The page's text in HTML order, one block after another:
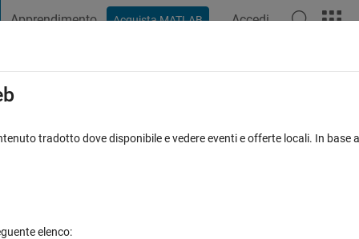
Apprendimento Acquista MATLAB Accedi
tradotto dove disponibile e vedere eventi e offerte locali. In
elenco: